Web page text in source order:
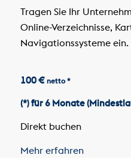
Tragen Sie Ihr
Online-Verzeichnisse,
Navigationssysteme ein.
100 € netto *
(*) für 6 Monate
Direkt buchen
Mehr erfahren